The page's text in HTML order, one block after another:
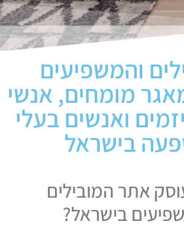
והמשפיעים
מומחים, אנשי
ואנשים בעלי
בישראל
אתר המובילים
בישראל?